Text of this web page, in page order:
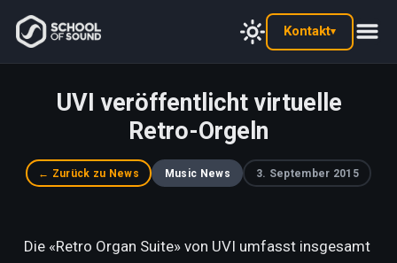
Kontakt▾
UVI veröffentlicht virtuelle
Retro-Orgeln
← Zurück zu News Music News 3. September 2015
Die «Retro Organ Suite» von UVI umfasst insgesamt